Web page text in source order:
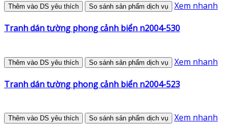
Thêm vào DS yêu thích So sánh sản phẩm dịch vụ Xem nhanh
Tranh dán tường phong cảnh biển n2004-530
Thêm vào DS yêu thích So sánh sản phẩm dịch vụ Xem nhanh
Tranh dán tường phong cảnh biển n2004-523
Thêm vào DS yêu thích So sánh sản phẩm dịch vụ Xem nhanh